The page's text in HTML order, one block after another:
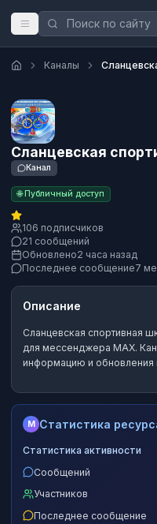
Каналы
Сланцевская
Канал
🌐 Публичный доступ
106 подписчиков
21 сообщений
Обновлено2 часа назад
Последнее сообщение7
Описание
Сланцевская спортивная
для мессенджера MAX.
информацию и обновления
M Статистика
Статистика активности
Сообщений
Участников
Последнее сообщение